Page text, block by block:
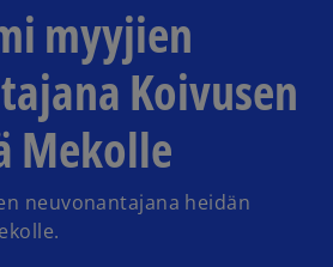
myyjien
Koivusen
Mekolle
neuvonantajana heidän